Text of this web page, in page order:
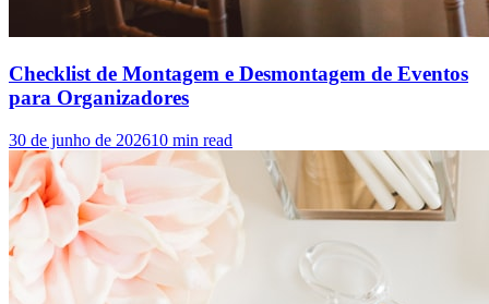
Checklist de Montagem e Desmontagem de Eventos
para Organizadores
30 de junho de 202610 min read